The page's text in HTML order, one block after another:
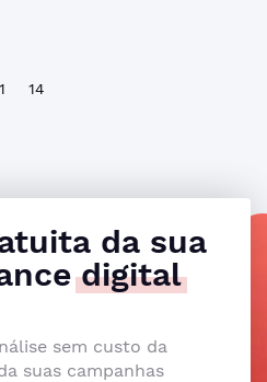
1 14
da sua
digital
sem custo da
suas campanhas